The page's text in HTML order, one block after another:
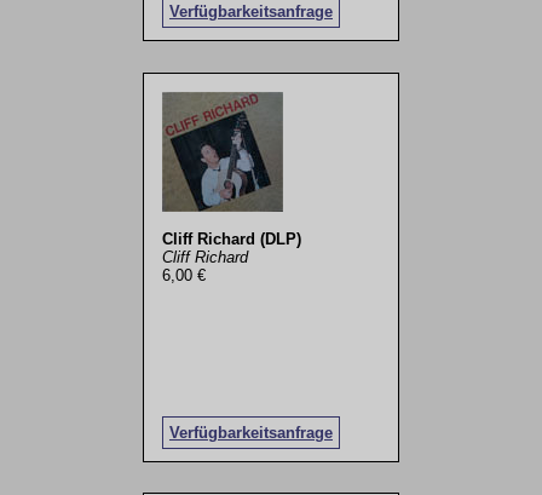
Verfügbarkeitsanfrage
Cliff Richard (DLP)
Cliff Richard
6,00 €
Verfügbarkeitsanfrage